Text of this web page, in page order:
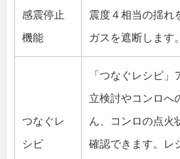
感震停止
機能
震度４相当の揺れ
ガスを遮断します。
つなぐレ
シピ
「つなぐレシピ
立検討やコンロへ
ん、コンロの点火
確認できます。レ